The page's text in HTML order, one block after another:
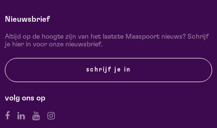
Nieuwsbrief
Altijd op de hoogte zijn van het laatste Maaspoort nieuws? Schrijf
je hier in voor onze nieuwsbrief.
schrijf je in
volg ons op